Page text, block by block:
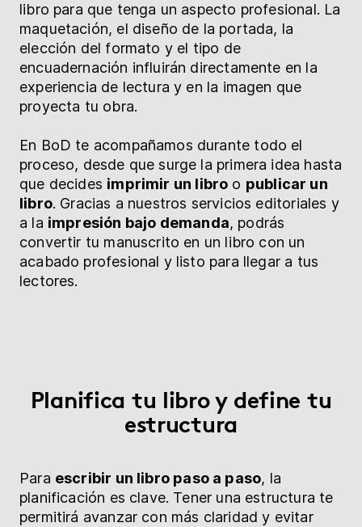
libro para que tenga un aspecto profesional. La
maquetación, el diseño de la portada, la
elección del formato y el tipo de
encuadernación influirán directamente en la
experiencia de lectura y en la imagen que
proyecta tu obra.
En BoD te acompañamos durante todo el
proceso, desde que surge la primera idea hasta
que decides imprimir un libro o publicar un
libro. Gracias a nuestros servicios editoriales y
a la impresión bajo demanda, podrás
convertir tu manuscrito en un libro con un
acabado profesional y listo para llegar a tus
lectores.
Planifica tu libro y define tu
estructura
Para escribir un libro paso a paso, la
planificación es clave. Tener una estructura te
permitirá avanzar con más claridad y evitar